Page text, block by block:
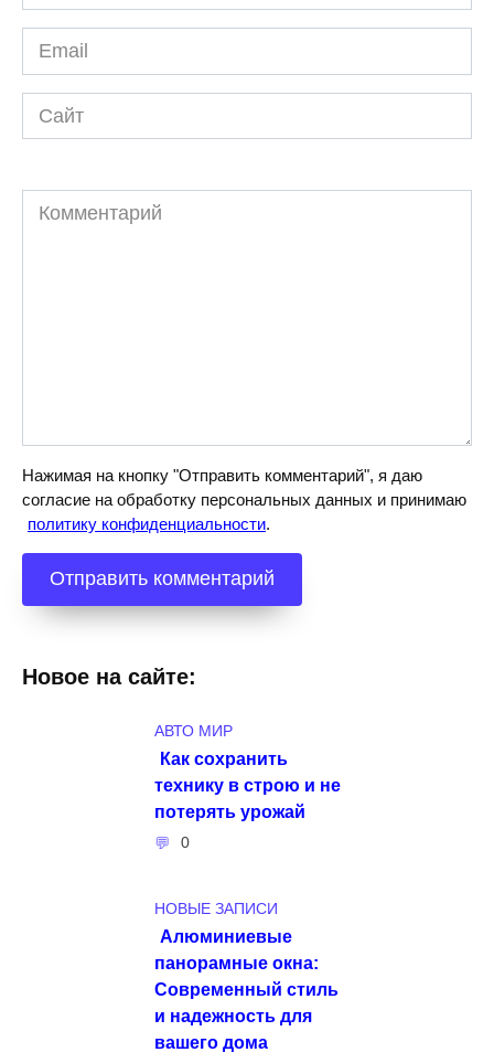
*
Email
*
Сайт
Комментарий
Нажимая на кнопку "Отправить комментарий", я даю
согласие на обработку персональных данных и принимаю
политику конфиденциальности.
Новое на сайте:
АВТО МИР
Как сохранить
технику в строю и не
потерять урожай
0
НОВЫЕ ЗАПИСИ
Алюминиевые
панорамные окна:
Современный стиль
и надежность для
вашего дома